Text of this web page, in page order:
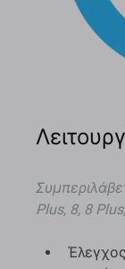
Plus, 8, 8